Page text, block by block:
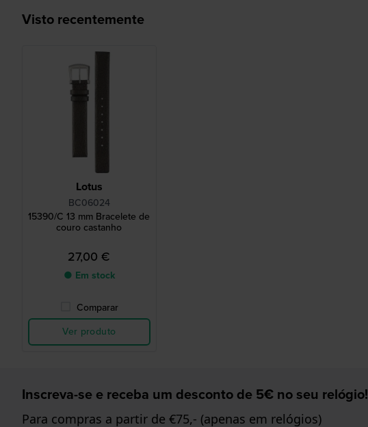
Visto recentemente
Lotus
BC06024
15390/C 13 mm Bracelete de
couro castanho
27,00 €
● Em stock
Comparar
Ver produto
Inscreva-se e receba um desconto de 5€ no seu relógio!
Para compras a partir de €75,- (apenas em relógios)